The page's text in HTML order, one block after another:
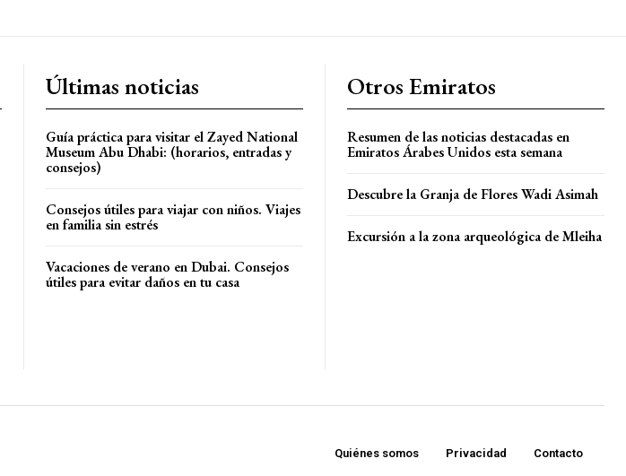
Últimas noticias
Guía práctica para visitar el Zayed National
Museum Abu Dhabi: (horarios, entradas y
consejos)
Consejos útiles para viajar con niños. Viajes
en familia sin estrés
Vacaciones de verano en Dubai. Consejos
útiles para evitar daños en tu casa
Otros Emiratos
Resumen de las noticias destacadas en
Emiratos Árabes Unidos esta semana
Descubre la Granja de Flores Wadi Asimah
Excursión a la zona arqueológica de Mleiha
Quiénes somos Privacidad Contacto